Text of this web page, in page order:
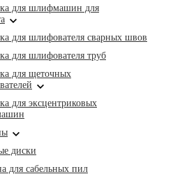
для шлифмашин для
для шлифователя сварных швов
для шлифователя труб
для щеточных
для эксцентриковых
диски
для сабельных пил